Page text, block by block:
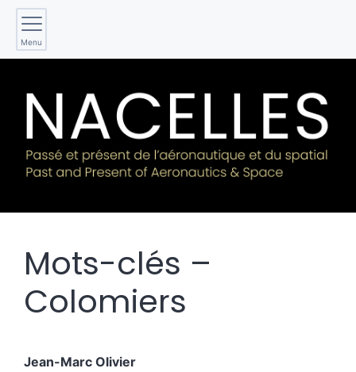
Menu
Mots-clés –
Colomiers
Jean-Marc Olivier